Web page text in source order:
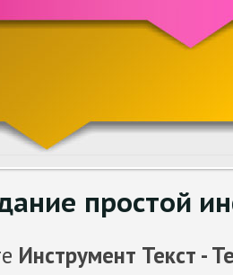
простой
Инструмент Текст -